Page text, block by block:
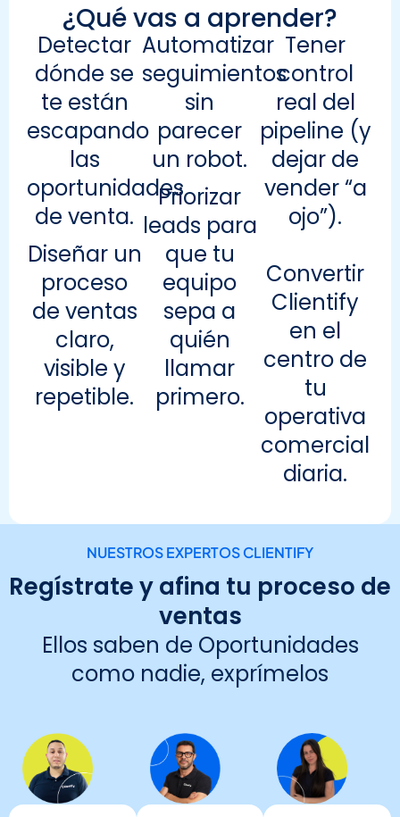
¿Qué vas a aprender?
Detectar
dónde se
te están
escapando
las
oportunidades
de venta.
Diseñar un
proceso
de ventas
claro,
visible y
repetible.
Automatizar
seguimientos
sin
parecer
un robot.
Priorizar
leads para
que tu
equipo
sepa a
quién
llamar
primero.
Tener
control
real del
pipeline (y
dejar de
vender “a
ojo”).
Convertir
Clientify
en el
centro de
tu
operativa
comercial
diaria.
NUESTROS EXPERTOS CLIENTIFY
Regístrate y afina tu proceso de
ventas
Ellos saben de Oportunidades
como nadie, exprímelos